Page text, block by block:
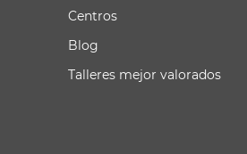
Centros
Blog
Talleres mejor valorados